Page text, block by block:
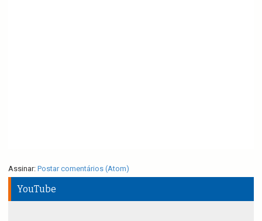
Assinar: Postar comentários (Atom)
YouTube